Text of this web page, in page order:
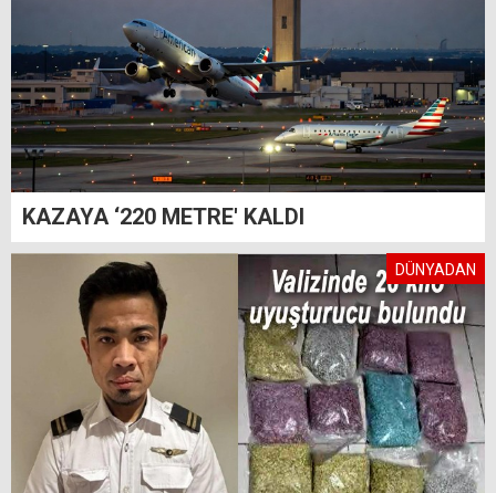
KAZAYA ‘220 METRE' KALDI
DÜNYADAN